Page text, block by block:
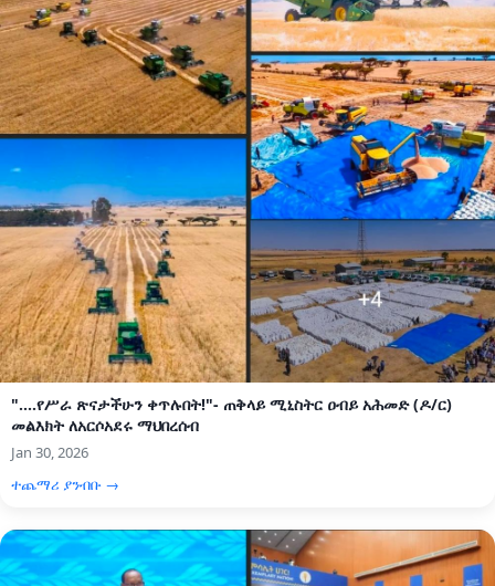
"....የሥራ ጽናታችሁን ቀጥሉበት!"- ጠቅላይ ሚኒስትር ዐብይ አሕመድ (ዶ/ር)
መልእክት ለአርሶአደሩ ማህበረሰብ
Jan 30, 2026
ተጨማሪ ያንብቡ →